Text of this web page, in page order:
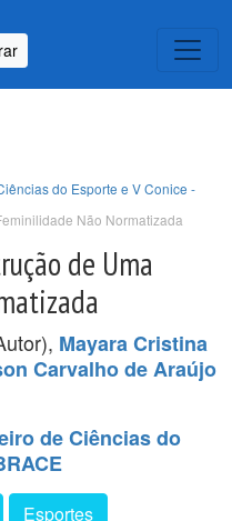
do Esporte e V Conice -
Não Normatizada
de Uma
Mayara Cristina
Carvalho de Araújo
de Ciências do
Esportes